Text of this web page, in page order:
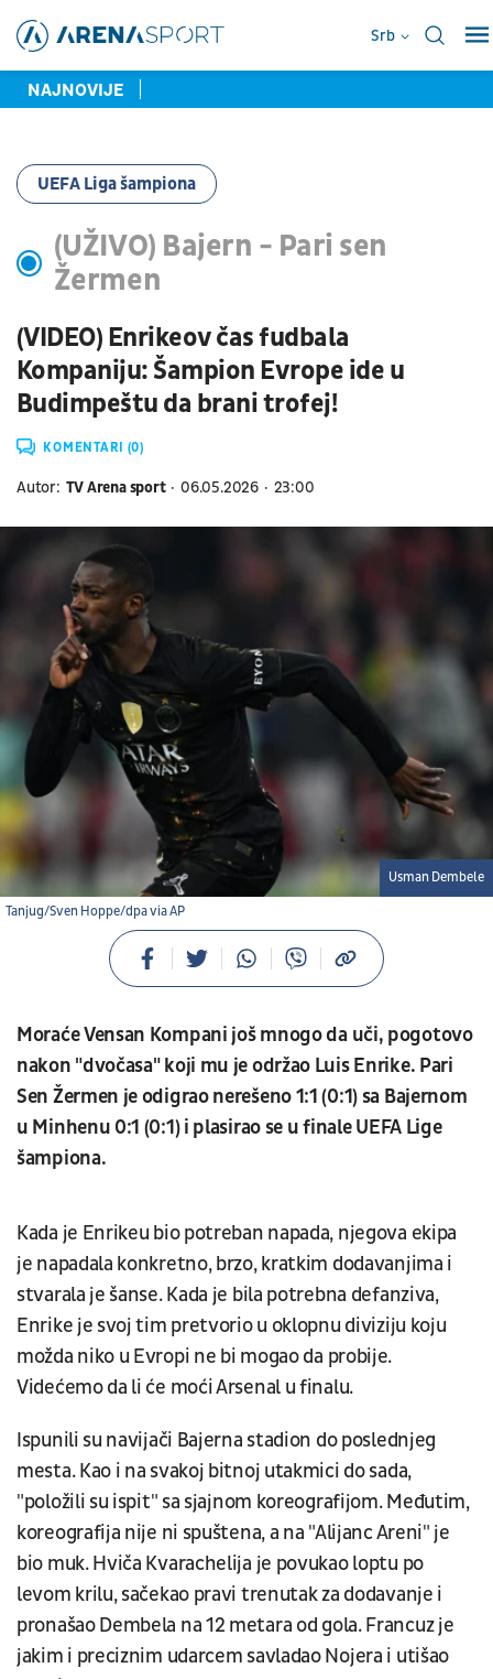
Srb
NAJNOVIJE
UEFA Liga šampiona
(UŽIVO) Bajern - Pari sen
Žermen
(VIDEO) Enrikeov čas fudbala
Kompaniju: Šampion Evrope ide u
Budimpeštu da brani trofej!
KOMENTARI (0)
Autor: TV Arena sport 06.05.2026 23:00
Tanjug/Sven Hoppe/dpa via AP
Usman Dembele
Moraće Vensan Kompani još mnogo da uči, pogotovo
nakon "dvočasa" koji mu je održao Luis Enrike. Pari
Sen Žermen je odigrao nerešeno 1:1 (0:1) sa Bajernom
u Minhenu 0:1 (0:1) i plasirao se u finale UEFA Lige
šampiona.
Kada je Enrikeu bio potreban napada, njegova ekipa
je napadala konkretno, brzo, kratkim dodavanjima i
stvarala je šanse. Kada je bila potrebna defanziva,
Enrike je svoj tim pretvorio u oklopnu diviziju koju
možda niko u Evropi ne bi mogao da probije.
Videćemo da li će moći Arsenal u finalu.
Ispunili su navijači Bajerna stadion do poslednjeg
mesta. Kao i na svakoj bitnoj utakmici do sada,
"položili su ispit" sa sjajnom koreografijom. Međutim,
koreografija nije ni spuštena, a na "Alijanc Areni" je
bio muk. Hviča Kvarachelija je povukao loptu po
levom krilu, sačekao pravi trenutak za dodavanje i
pronašao Dembela na 12 metara od gola. Francuz je
jakim i preciznim udarcem savladao Nojera i utišao